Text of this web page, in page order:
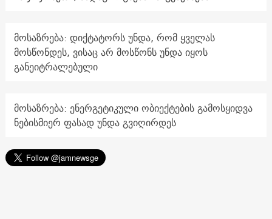
მოსაზრება: დიქტატორს უნდა, რომ ყველას
მოსწონდეს, ვისაც არ მოსწონს უნდა იყოს
განეიტრალებული
მოსაზრება: ენერგეტიკული ობიექტების გამოსყიდვა
ნებისმიერ ფასად უნდა გვიღირდეს